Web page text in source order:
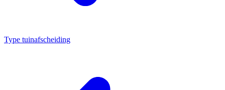
Type tuinafscheiding